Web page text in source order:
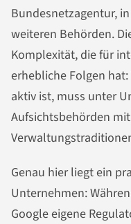
Bundesnetzagentur,
weiteren Behörden.
Komplexität, die für
erhebliche Folgen
aktiv ist, muss unter
Aufsichtsbehörden
Genau hier liegt ein
Unternehmen:
Google eigene